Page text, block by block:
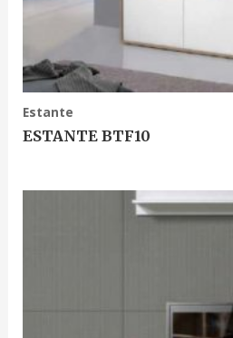
Estante
ESTANTE BTF10